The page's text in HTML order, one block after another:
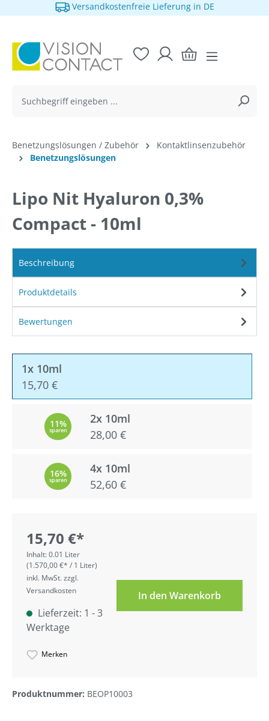
springen
Versandkostenfreie Lieferung in DE
Benetzungslösungen / Zubehör
Kontaktlinsenzubehör
Benetzungslösungen
Lipo Nit Hyaluron 0,3%
Compact - 10ml
Beschreibung
Produktdetails
Bewertungen
1x 10ml
15,70 €
11%
sparen
2x 10ml
28,00 €
16%
sparen
4x 10ml
52,60 €
15,70 €*
Inhalt:0.01 Liter
(1.570,00 €* / 1 Liter)
inkl. MwSt. zzgl.
Versandkosten
Lieferzeit: 1 - 3
Werktage
Merken
In den Warenkorb
Produktnummer: BEOP10003